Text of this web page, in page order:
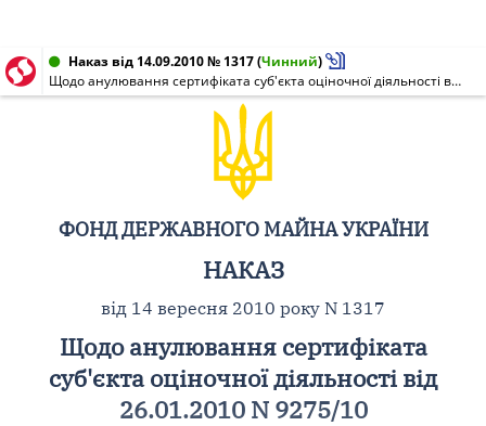
Наказ від 14.09.2010 № 1317(Чинний)
Щодо анулювання сертифіката суб'єкта оціночної діяльності від 26.01.2010 N 9275/10
ФОНД ДЕРЖАВНОГО МАЙНА УКРАЇНИ
НАКАЗ
від 14 вересня 2010 року N 1317
Щодо анулювання сертифіката
суб'єкта оціночної діяльності від
26.01.2010 N 9275/10